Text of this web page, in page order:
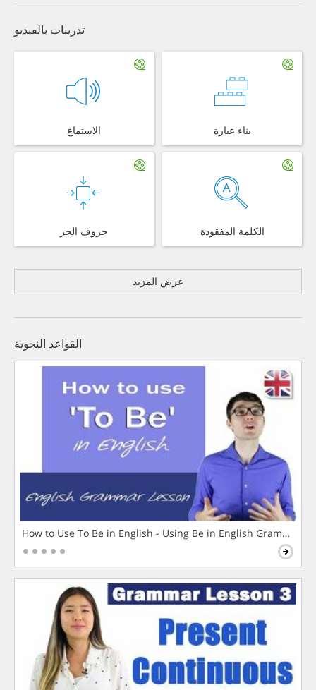
تدريبات بالفيديو
الاستماع بناء عبارة
حروف الجر الكلمة المفقودة
عرض المزيد
القواعد النحوية
How to Use To Be in English - Using Be in English Grammar